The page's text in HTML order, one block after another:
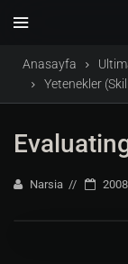
Anasayfa
Yetenekler
Narsia